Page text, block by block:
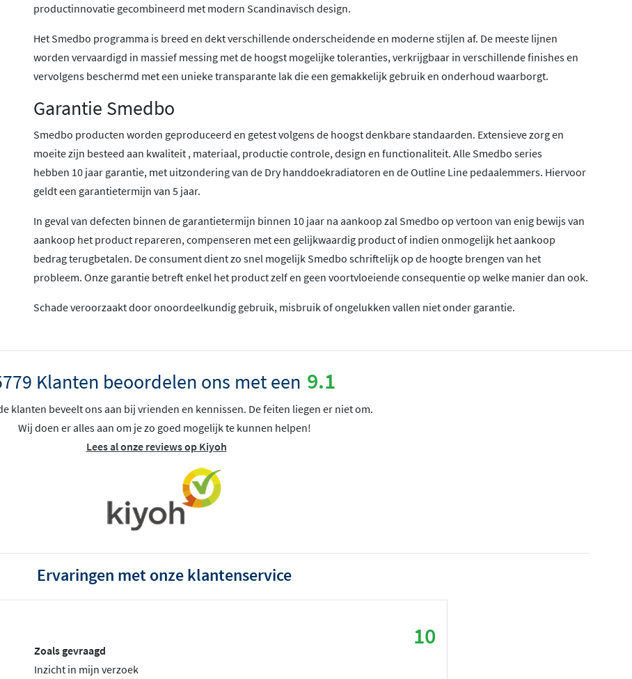
productinnovatie gecombineerd met modern Scandinavisch design.
Het Smedbo programma is breed en dekt verschillende onderscheidende en moderne stijlen af. De meeste lijnen
worden vervaardigd in massief messing met de hoogst mogelijke toleranties, verkrijgbaar in verschillende finishes en
vervolgens beschermd met een unieke transparante lak die een gemakkelijk gebruik en onderhoud waarborgt.
Garantie Smedbo
Smedbo producten worden geproduceerd en getest volgens de hoogst denkbare standaarden. Extensieve zorg en
moeite zijn besteed aan kwaliteit , materiaal, productie controle, design en functionaliteit. Alle Smedbo series
hebben 10 jaar garantie, met uitzondering van de Dry handdoekradiatoren en de Outline Line pedaalemmers. Hiervoor
geldt een garantietermijn van 5 jaar.
In geval van defecten binnen de garantietermijn binnen 10 jaar na aankoop zal Smedbo op vertoon van enig bewijs van
aankoop het product repareren, compenseren met een gelijkwaardig product of indien onmogelijk het aankoop
bedrag terugbetalen. De consument dient zo snel mogelijk Smedbo schriftelijk op de hoogte brengen van het
probleem. Onze garantie betreft enkel het product zelf en geen voortvloeiende consequentie op welke manier dan ook.
Schade veroorzaakt door onoordeelkundig gebruik, misbruik of ongelukken vallen niet onder garantie.
Klanten beoordelen ons met een 9.1
klanten beveelt ons aan bij vrienden en kennissen. De feiten liegen er niet om.
Wij doen er alles aan om je zo goed mogelijk te kunnen helpen!
Lees al onze reviews op Kiyoh
Ervaringen met onze klantenservice
10
Zoals gevraagd
Inzicht in mijn verzoek